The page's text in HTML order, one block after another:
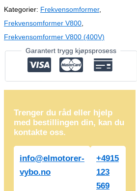
Kategorier: Frekvensomformer,
Frekvensomformer V800,
Frekvensomformer V800 (400V)
Garantert trygg kjøpsprosess
Trenger du råd eller hjelp
med bestillingen din, kan du
kontakte oss.
info@elmotorer-
vybo.no
+4915
123
569